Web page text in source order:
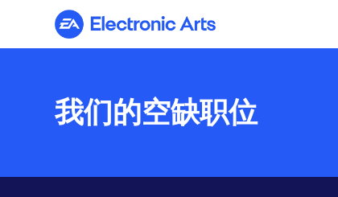
Electronic Arts
我们的空缺职位